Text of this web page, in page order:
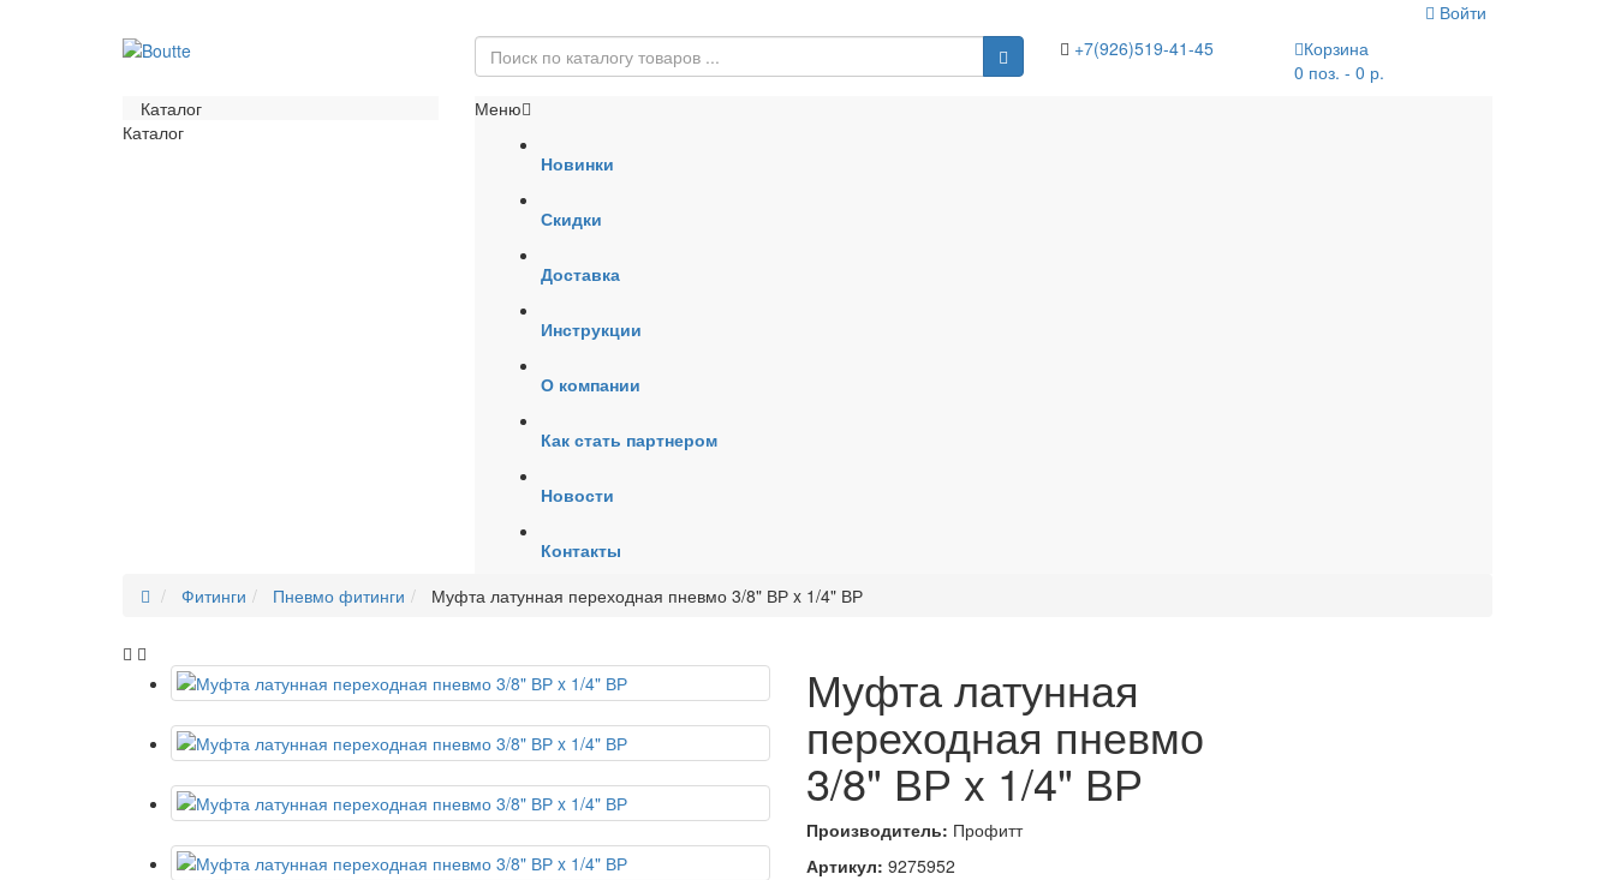
Войти
+7(926)519-41-45
Корзина
0 поз. - 0 р.
Каталог
Каталог
Меню
Новинки
Скидки
Доставка
Инструкции
О компании
Как стать партнером
Новости
Контакты
Фитинги
Пневмо фитинги Муфта латунная переходная пневмо 3/8" ВР x 1/4" ВР
Муфта латунная
переходная пневмо
3/8" ВР x 1/4" ВР
Производитель: Профитт
Артикул: 9275952